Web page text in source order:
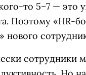
то 5–7 — это
Поэтому «HR-
нового
сотрудники